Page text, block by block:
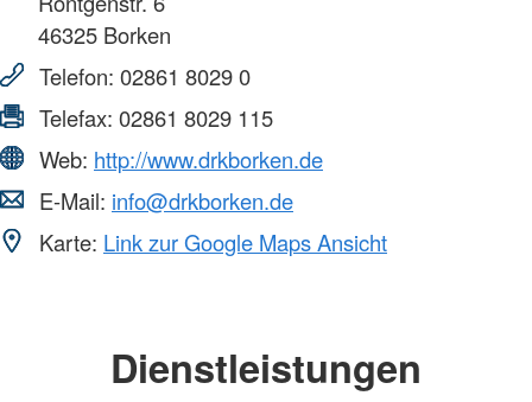
46325 Borken
Telefon: 02861 8029 0
Telefax: 02861 8029 115
Web: http://www.drkborken.de
E-Mail: info@drkborken.de
Karte: Link zur Google Maps Ansicht
Dienstleistungen